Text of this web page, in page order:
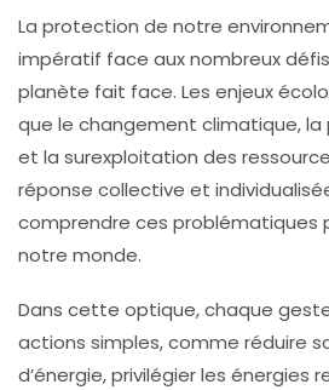
La protection de notre
impératif face aux nombreux
planète fait face. Les enjeux
que le changement climatique, la
et la surexploitation des
réponse collective et
comprendre ces problématiques
notre monde.
Dans cette optique, chaque
actions simples, comme réduire
d’énergie, privilégier les énergies